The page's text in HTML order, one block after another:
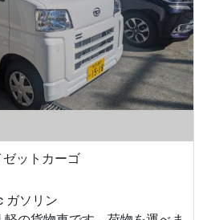
ットカーゴ
ガソリン